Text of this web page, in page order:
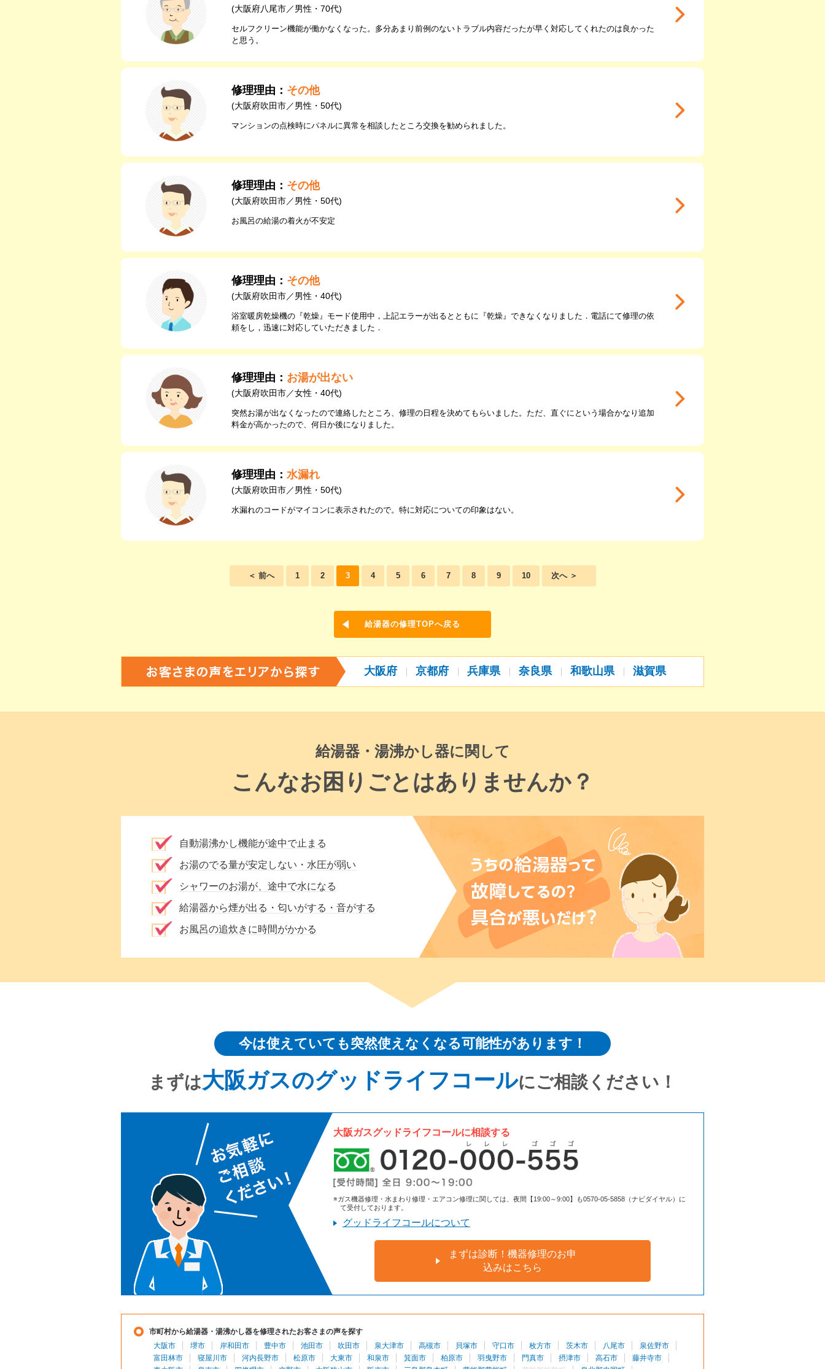
(大阪府八尾市／男性・70代)
セルフクリーン機能が働かなくなった。多分あまり前例のないトラブル内容だったが早く対応してくれたのは良かった
と思う。
修理理由： その他
(大阪府吹田市／男性・50代)
マンションの点検時にパネルに異常を相談したところ交換を勧められました。
修理理由： その他
(大阪府吹田市／男性・50代)
お風呂の給湯の着火が不安定
修理理由： その他
(大阪府吹田市／男性・40代)
浴室暖房乾燥機の『乾燥』モード使用中，上記エラーが出るとともに『乾燥』できなくなりました．電話にて修理の依
頼をし，迅速に対応していただきました．
修理理由： お湯が出ない
(大阪府吹田市／女性・40代)
突然お湯が出なくなったので連絡したところ、修理の日程を決めてもらいました。ただ、直ぐにという場合かなり追加
料金が高かったので、何日か後になりました。
修理理由： 水漏れ
(大阪府吹田市／男性・50代)
水漏れのコードがマイコンに表示されたので。特に対応についての印象はない。
＜ 前へ 1 2 3 4 5 6 7 8 9 10 次へ ＞
給湯器の修理TOPへ戻る
大阪府 京都府 兵庫県 奈良県 和歌山県 滋賀県
給湯器・湯沸かし器に関して
こんなお困りごとはありませんか？
自動湯沸かし機能が途中で止まる
お湯のでる量が安定しない・水圧が弱い
シャワーのお湯が、途中で水になる
給湯器から煙が出る・匂いがする・音がする
お風呂の追炊きに時間がかかる
今は使えていても突然使えなくなる可能性があります！
まずは大阪ガスのグッドライフコールにご相談ください！
大阪ガスグッドライフコールに相談する
※ガス機器修理・水まわり修理・エアコン修理に関しては、夜間【19:00～9:00】も0570-05-5858（ナビダイヤル）に
て受付しております。
グッドライフコールについて
まずは診断！機器修理のお申
込みはこちら
市町村から給湯器・湯沸かし器を修理されたお客さまの声を探す
大阪市
堺市 岸和田市 豊中市 池田市 吹田市 泉大津市 高槻市 貝塚市 守口市 枚方市 茨木市 八尾市
泉佐野市
富田林市
寝屋川市 河内長野市 松原市 大東市 和泉市 箕面市 柏原市 羽曳野市 門真市 摂津市 高石市
藤井寺市